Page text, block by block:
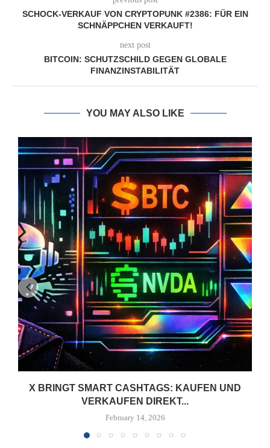
SCHOCK-VERKAUF VON CRYPTOPUNK #2386: FÜR EIN
SCHNÄPPCHEN VERKAUFT!
next post
BITCOIN: SCHUTZSCHILD GEGEN GLOBALE
FINANZINSTABILITÄT
YOU MAY ALSO LIKE
X BRINGT SMART CASHTAGS: KAUFEN UND
VERKAUFEN DIREKT...
February 14, 2026